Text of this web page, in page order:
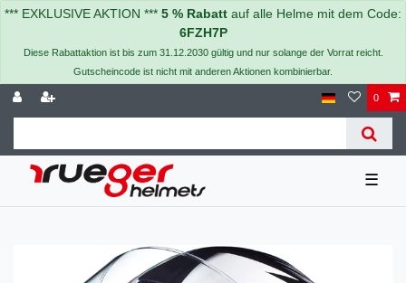
*** EXKLUSIVE AKTION *** 5 % Rabatt auf alle Helme mit dem Code:
6FZH7P
Diese Rabattaktion ist bis zum 31.12.2030 gültig und nur solange der Vorrat reicht.
Gutscheincode ist nicht mit anderen Aktionen kombinierbar.
0
☰